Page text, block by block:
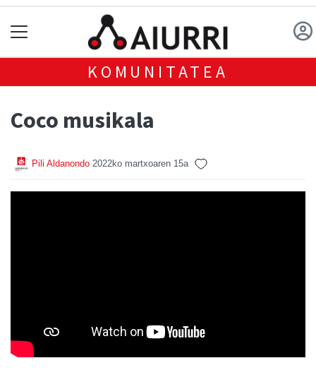
KOMUNITATEA
Coco musikala
Pili Aldanondo 2022ko martxoaren 15a